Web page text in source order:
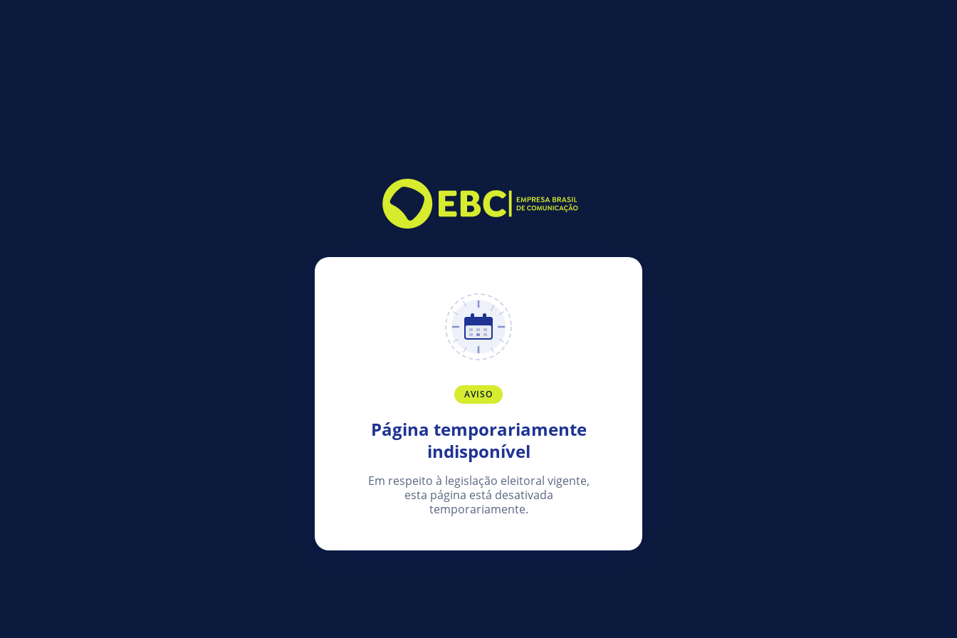
AVISO
Página temporariamente
indisponível
Em respeito à legislação eleitoral vigente,
esta página está desativada
temporariamente.